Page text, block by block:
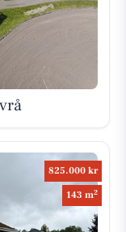
825.000 kr
143 m2